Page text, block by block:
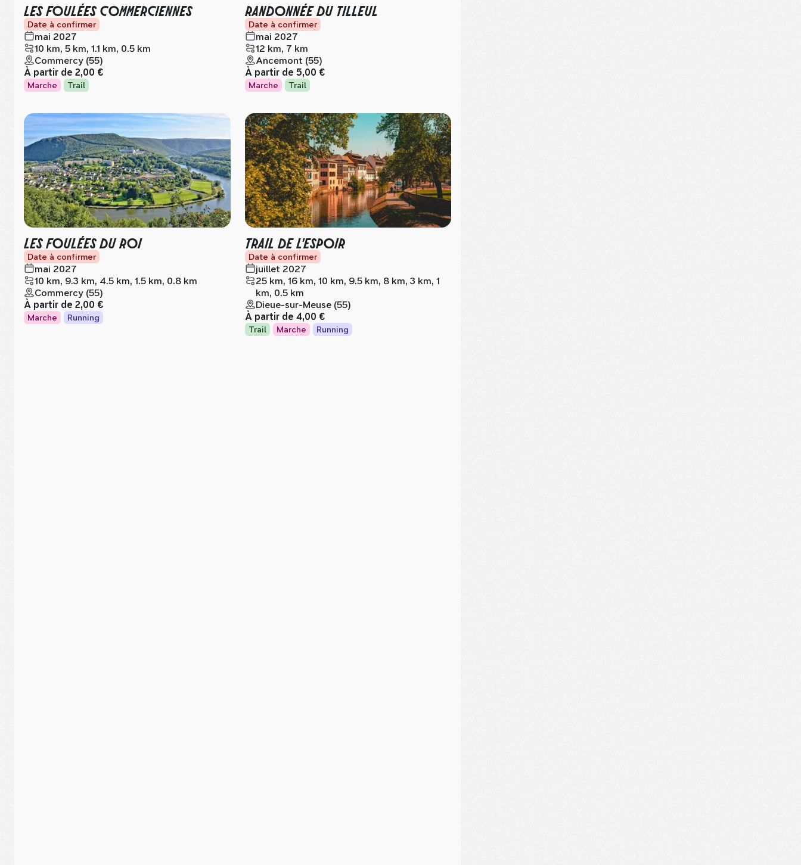
LES FOULÉES COMMERCIENNES
Date à confirmer
mai 2027
10 km, 5 km, 1.1 km, 0.5 km
Commercy (55)
À partir de 2,00 €
Marche Trail
RANDONNÉE DU TILLEUL
Date à confirmer
mai 2027
12 km, 7 km
Ancemont (55)
À partir de 5,00 €
Marche Trail
LES FOULÉES DU ROI
Date à confirmer
mai 2027
10 km, 9.3 km, 4.5 km, 1.5 km, 0.8 km
Commercy (55)
À partir de 2,00 €
Marche Running
TRAIL DE L'ESPOIR
Date à confirmer
juillet 2027
25 km, 16 km, 10 km, 9.5 km, 8 km, 3 km, 1
km, 0.5 km
Dieue-sur-Meuse (55)
À partir de 4,00 €
Trail Marche Running